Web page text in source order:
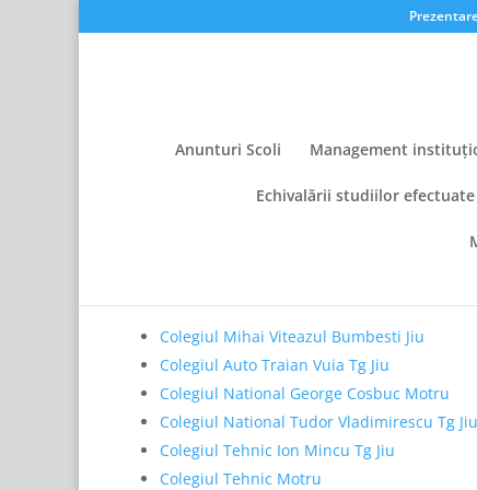
Anunturi Scoli Management
Echivalării studiilor
Colegiul Mihai Viteazul Bumbesti Jiu
Colegiul Auto Traian Vuia Tg Jiu
Colegiul National George Cosbuc Motru
Colegiul National Tudor Vladimirescu Tg Jiu
Colegiul Tehnic Ion Mincu Tg Jiu
Colegiul Tehnic Motru